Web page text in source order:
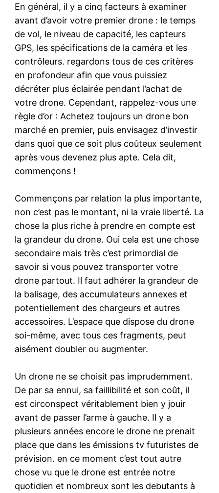
En général, il y a cinq facteurs à examiner
avant d’avoir votre premier drone : le temps
de vol, le niveau de capacité, les capteurs
GPS, les spécifications de la caméra et les
contrôleurs. regardons tous de ces critères
en profondeur afin que vous puissiez
décréter plus éclairée pendant l’achat de
votre drone. Cependant, rappelez-vous une
règle d’or : Achetez toujours un drone bon
marché en premier, puis envisagez d’investir
dans quoi que ce soit plus coûteux seulement
après vous devenez plus apte. Cela dit,
commençons !
Commençons par relation la plus importante,
non c’est pas le montant, ni la vraie liberté. La
chose la plus riche à prendre en compte est
la grandeur du drone. Oui cela est une chose
secondaire mais très c’est primordial de
savoir si vous pouvez transporter votre
drone partout. Il faut adhérer la grandeur de
la balisage, des accumulateurs annexes et
potentiellement des chargeurs et autres
accessoires. L’espace que dispose du drone
soi-même, avec tous ces fragments, peut
aisément doubler ou augmenter.
Un drone ne se choisit pas imprudemment.
De par sa ennui, sa faillibilité et son coût, il
est circonspect véritablement bien y jouir
avant de passer l’arme à gauche. Il y a
plusieurs années encore le drone ne prenait
place que dans les émissions tv futuristes de
prévision. en ce moment c’est tout autre
chose vu que le drone est entrée notre
quotidien et nombreux sont les debutants à